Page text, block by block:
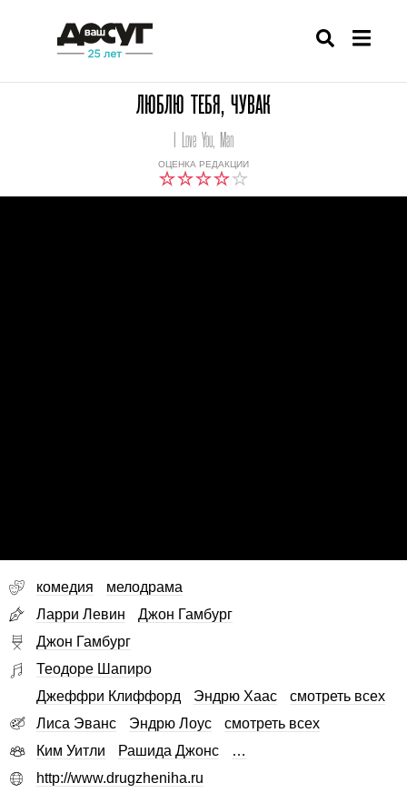
ЛЮБЛЮ ТЕБЯ, ЧУВАК
ОЦЕНКА РЕДАКЦИИ
I Love You, Man
комедия
мелодрама
Ларри Левин
Джон Гамбург
Джон Гамбург
Теодоре Шапиро
Джеффри Клиффорд
Эндрю Хаас
смотреть всех
Лиса Эванс
Эндрю Лоус
смотреть всех
Ким Уитли
Рашида Джонс
…
http://www.drugzheniha.ru